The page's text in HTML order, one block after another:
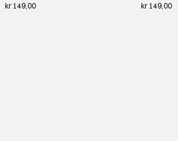
kr 149,00
kr 149,00